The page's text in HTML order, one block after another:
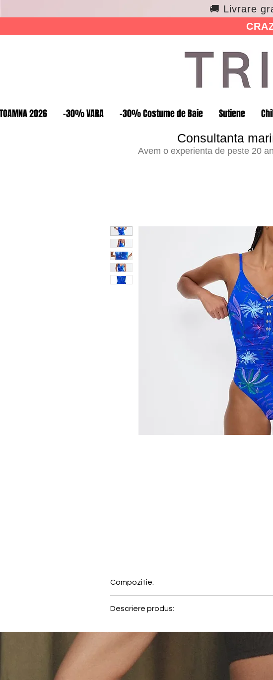
🚚 Livrare
TOAMNA 2026 -30% VARA -30% Costume de Baie Sutiene
Consultanta
Avem o experienta de peste 20
Compozitie:
Descriere produs:
realizata din material modelator, aceasta
• Costum de baie intreg cu burete
• Detalii din material cu volane si accesorii
• Bretele reglabile pentru potrivire